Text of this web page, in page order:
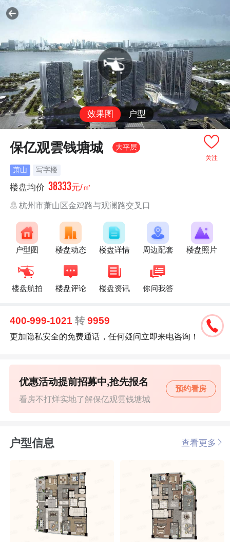
效果图 户型
关注
保亿观雲钱塘城 大平层
萧山 写字楼
楼盘均价 38333元/㎡
杭州市萧山区金鸡路与观澜路交叉口
户型图 楼盘动态 楼盘详情 周边配套 楼盘照片
楼盘航拍 楼盘评论 楼盘资讯 你问我答
400-999-1021转 9959
更加隐私安全的免费通话，任何疑问立即来电咨询！
看房不打烊实地了解保亿观雲钱塘城
优惠活动提前招募中,抢先报名
预约看房
户型信息 查看更多